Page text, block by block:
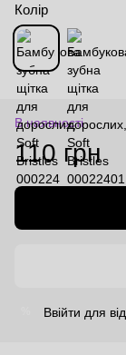
Колір
В наявності
110 грн
Ввійти для